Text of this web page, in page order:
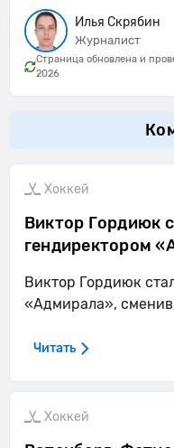
Илья Скрябин
Журналист
Страница обновлена и
2026
Хоккей
Виктор Гордиюк
гендиректором
Виктор Гордиюк
«Адмирала»,
Читать
Хоккей